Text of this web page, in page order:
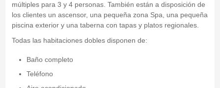
múltiples para 3 y 4 personas. También están a disposición de
los clientes un ascensor, una pequeña zona Spa, una pequeña
piscina exterior y una taberna con tapas y platos regionales.
Todas las habitaciones dobles disponen de:
Baño completo
Teléfono